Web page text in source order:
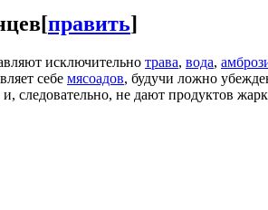
[править]
исключительно трава, вода,
себе мясоадов, будучи ложно
следовательно, не дают продуктов